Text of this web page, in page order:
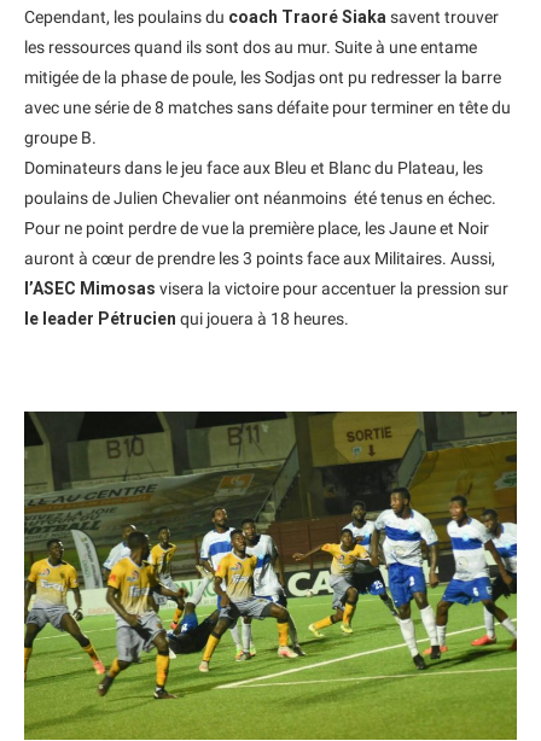
Cependant, les poulains du coach Traoré Siaka savent trouver
les ressources quand ils sont dos au mur. Suite à une entame
mitigée de la phase de poule, les Sodjas ont pu redresser la barre
avec une série de 8 matches sans défaite pour terminer en tête du
groupe B.
Dominateurs dans le jeu face aux Bleu et Blanc du Plateau, les
poulains de Julien Chevalier ont néanmoins été tenus en échec.
Pour ne point perdre de vue la première place, les Jaune et Noir
auront à cœur de prendre les 3 points face aux Militaires. Aussi,
l’ASEC Mimosas visera la victoire pour accentuer la pression sur
le leader Pétrucien qui jouera à 18 heures.